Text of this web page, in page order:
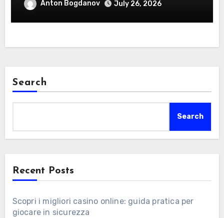
Essentials Certification
Anton Bogdanov July 26, 2026
Search
Search
Recent Posts
Scopri i migliori casino online: guida pratica per
giocare in sicurezza